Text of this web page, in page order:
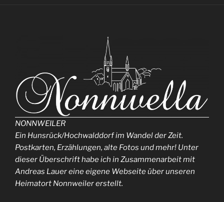
NONNWEILER
Ein Hunsrück/Hochwalddorf im Wandel der Zeit.
Postkarten, Erzählungen, alte Fotos und mehr! Unter
dieser Überschrift habe ich in Zusammenarbeit mit
Andreas Lauer eine eigene Webseite über unseren
Heimatort Nonnweiler erstellt.